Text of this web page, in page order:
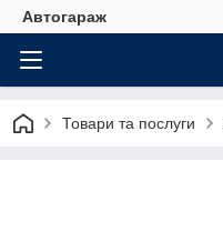
Автогараж
Товари та послуги